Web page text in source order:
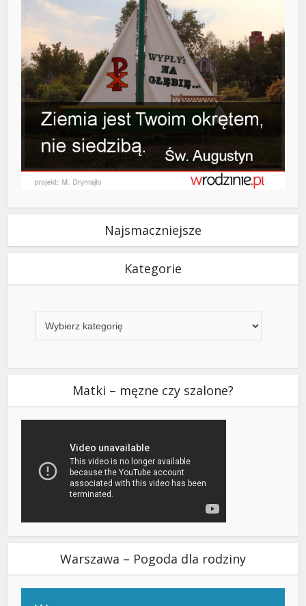
Najsmaczniejsze
Kategorie
Matki – męzne czy szalone?
Warszawa – Pogoda dla rodziny